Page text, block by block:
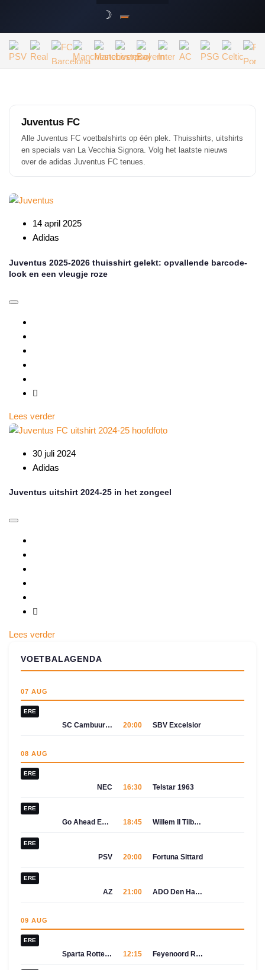
Juventus FC
Alle Juventus FC voetbalshirts op één plek. Thuisshirts, uitshirts
en specials van La Vecchia Signora. Volg het laatste nieuws
over de adidas Juventus FC tenues.
14 april 2025
Adidas
Juventus 2025-2026 thuisshirt gelekt: opvallende barcode-
look en een vleugje roze
Lees verder
30 juli 2024
Adidas
Juventus uitshirt 2024-25 in het zongeel
Lees verder
VOETBALAGENDA
07 AUG
ERE
SC Cambuur-Leeuwarden 20:00 SBV Excelsior
08 AUG
ERE
NEC 16:30 Telstar 1963
ERE
Go Ahead Eagles 18:45 Willem II Tilburg
ERE
PSV 20:00 Fortuna Sittard
ERE
AZ 21:00 ADO Den Haag
09 AUG
ERE
Sparta Rotterdam 12:15 Feyenoord Rotterdam